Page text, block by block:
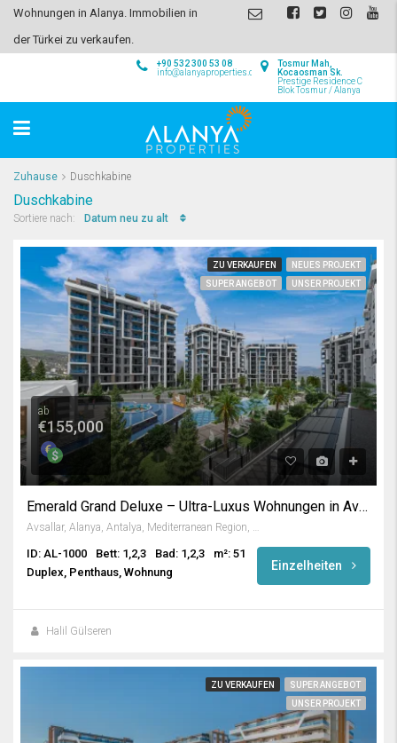
Wohnungen in Alanya. Immobilien in
der Türkei zu verkaufen.
Tosmur Mah,
Kocaosman Sk.
Prestige Residence C
Blok Tosmur / Alanya
+90 532 300 53 08
info@alanyaproperties.com
Zuhause Duschkabine
Duschkabine
Sortiere nach: Datum neu zu alt
ZU VERKAUFEN
NEUES PROJEKT
SUPER ANGEBOT
UNSER PROJEKT
ab
€155,000
Emerald Grand Deluxe – Ultra-Luxus Wohnungen in Avsallar / Alanya
Avsallar, Alanya, Antalya, Mediterranean Region, Turkey
ID: AL-1000 Bett: 1,2,3 Bad: 1,2,3
m²: 51
Duplex, Penthaus, Wohnung
Einzelheiten
Halil Gülseren
ZU VERKAUFEN
SUPER ANGEBOT
UNSER PROJEKT